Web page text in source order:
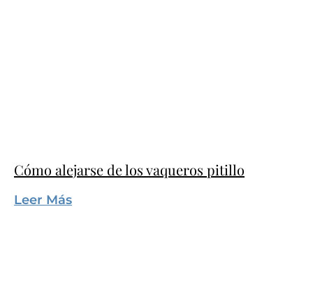
Cómo alejarse de los vaqueros pitillo
Leer Más